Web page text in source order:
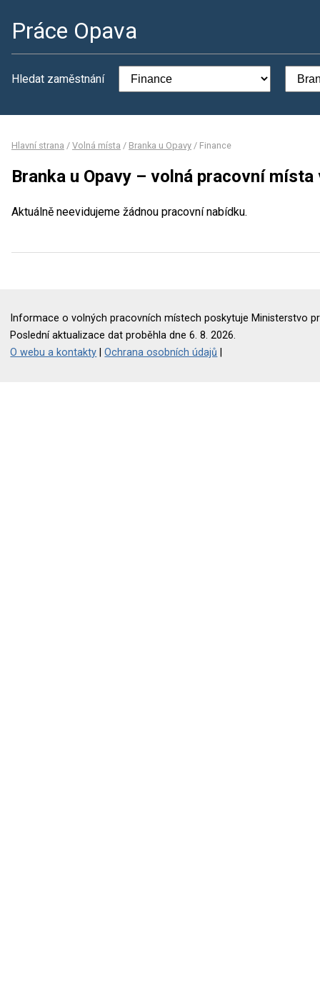
Práce Opava
Hledat zaměstnání
Hlavní strana / Volná místa / Branka u Opavy / Finance
Branka u Opavy – volná pracovní místa
Aktuálně neevidujeme žádnou pracovní nabídku.
Informace o volných pracovních místech poskytuje Ministerstvo
Poslední aktualizace dat proběhla dne 6. 8. 2026.
O webu a kontakty |Ochrana osobních údajů